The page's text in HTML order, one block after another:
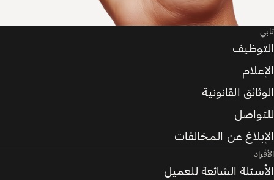
تابي
التوظيف
الإعلام
الوثائق القانونية
للتواصل
الإبلاغ عن المخالفات
الأفراد
الأسئلة الشائعة للعميل